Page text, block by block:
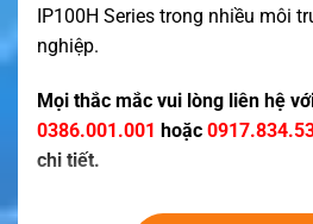
IP100H Series trong nhiều môi
nghiệp.
Mọi thắc mắc vui lòng liên hệ
0386.001.001 hoặc
chi tiết.